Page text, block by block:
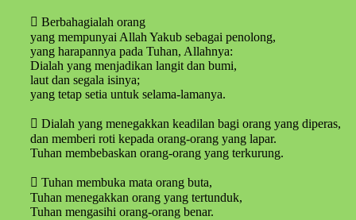
 Berbahagialah orang
yang mempunyai Allah Yakub sebagai penolong,
yang harapannya pada Tuhan, Allahnya:
Dialah yang menjadikan langit dan bumi,
laut dan segala isinya;
yang tetap setia untuk selama-lamanya.
 Dialah yang menegakkan keadilan bagi orang yang diperas,
dan memberi roti kepada orang-orang yang lapar.
Tuhan membebaskan orang-orang yang terkurung.
 Tuhan membuka mata orang buta,
Tuhan menegakkan orang yang tertunduk,
Tuhan mengasihi orang-orang benar.